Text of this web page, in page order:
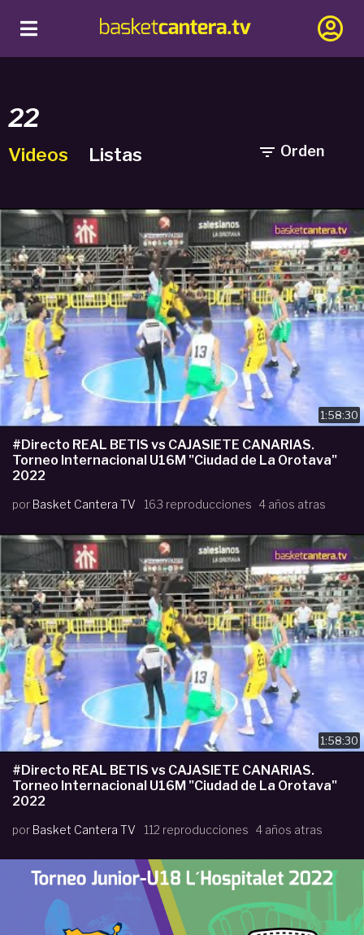
22
 Orden
Videos Listas
1:58:30
#Directo REAL BETIS vs CAJASIETE CANARIAS.
Torneo Internacional U16M "Ciudad de La Orotava"
2022
por Basket Cantera TV 163 reproducciones 4 años atras
1:58:30
#Directo REAL BETIS vs CAJASIETE CANARIAS.
Torneo Internacional U16M "Ciudad de La Orotava"
2022
por Basket Cantera TV 112 reproducciones 4 años atras